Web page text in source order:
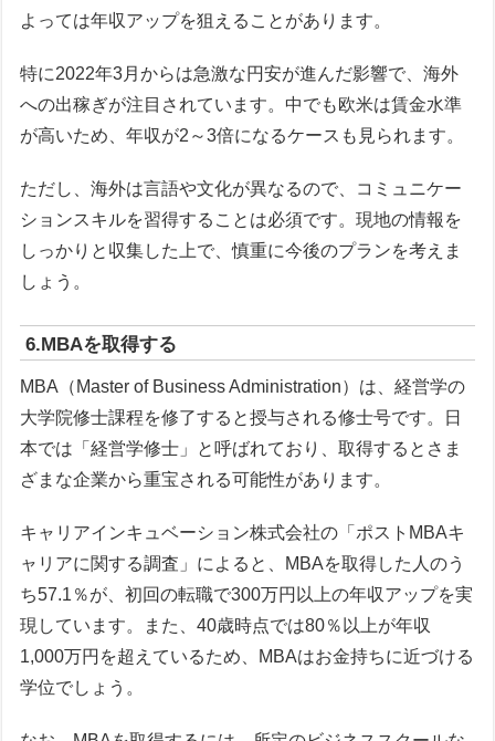
よっては年収アップを狙えることがあります。
特に2022年3月からは急激な円安が進んだ影響で、海外
への出稼ぎが注目されています。中でも欧米は賃金水準
が高いため、年収が2～3倍になるケースも見られます。
ただし、海外は言語や文化が異なるので、コミュニケー
ションスキルを習得することは必須です。現地の情報を
しっかりと収集した上で、慎重に今後のプランを考えま
しょう。
6.MBAを取得する
MBA（Master of Business Administration）は、経営学の
大学院修士課程を修了すると授与される修士号です。日
本では「経営学修士」と呼ばれており、取得するとさま
ざまな企業から重宝される可能性があります。
キャリアインキュベーション株式会社の「ポストMBAキ
ャリアに関する調査」によると、MBAを取得した人のう
ち57.1％が、初回の転職で300万円以上の年収アップを実
現しています。また、40歳時点では80％以上が年収
1,000万円を超えているため、MBAはお金持ちに近づける
学位でしょう。